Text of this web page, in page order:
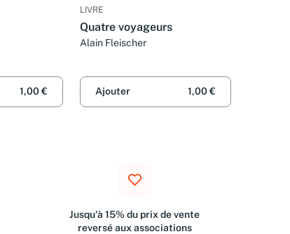
1,00 €
LIVRE
Quatre voyageurs
Alain Fleischer
Ajouter 1,00 €
Jusqu'à 15% du prix de vente
reversé aux associations